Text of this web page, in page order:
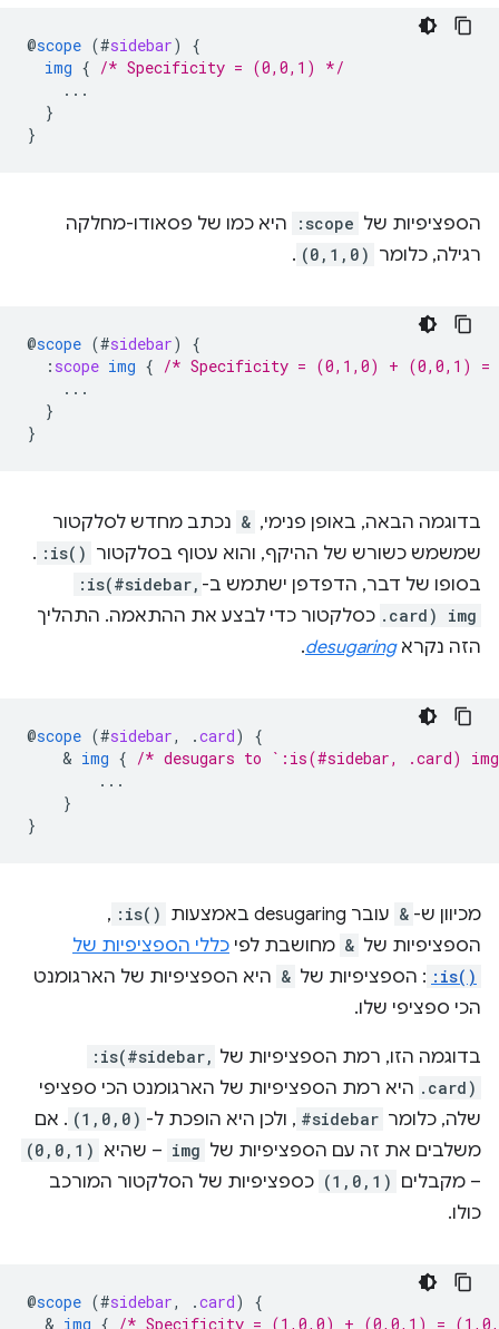
@scope (#sidebar)
{
img { /* Specificity = (0,0,1) */
...
}
}
הספציפיות של :scope
היא כמו של פסאודו-מחלקה
רגילה, כלומר (0,1,0)
.
@scope (#sidebar)
{
: scope img { /* Specificity = (0,1,0) + (0,0,1)
...
}
}
בדוגמה הבאה, באופן פנימי, & נכתב מחדש לסלקטור
שמשמש כשורש של ההיקף, והוא עטוף בסלקטור :is()
.
בסופו של דבר, הדפדפן ישתמש ב- :is(#sidebar,
.card) img כסלקטור כדי לבצע את ההתאמה. התהליך
הזה נקראdesugaring
.
@scope (#sidebar, .card)
{
    &
img { /* desugars to `:is(#sidebar, .card)
...
}
}
מכיוון ש- & עובר desugaring באמצעות :is()
,
הספציפיות של & מחושבת לפי כללי הספציפיות של
:is() : הספציפיות של & היא הספציפיות של הארגומנט
הכי ספציפי שלו.
בדוגמה הזו, רמת הספציפיות של :is(#sidebar,
.card) היא רמת הספציפיות של הארגומנט הכי ספציפי
שלה, כלומר #sidebar , ולכן היא הופכת ל- (1,0,0) . אם
משלבים את זה עם הספציפיות של img – שהיא (0,0,1)
– מקבלים (1,0,1) כספציפיות של הסלקטור המורכב
כולו.
@scope (#sidebar, .card)
{
  &
img { /* Specificity = (1,0,0) + (0,0,1) =